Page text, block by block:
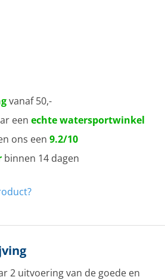
vanaf 50,-
een echte watersportwinkel
ons een 9.2/10
binnen 14 dagen
2 uitvoering van de goede en